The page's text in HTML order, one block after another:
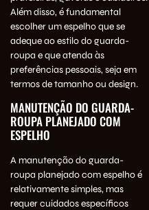
Além disso, é fundamental
escolher um espelho que se
adeque ao estilo do guarda-
roupa e que atenda às
preferências pessoais, seja em
termos de tamanho ou design.
MANUTENÇÃO DO GUARDA-
ROUPA PLANEJADO COM
ESPELHO
A manutenção do guarda-
roupa planejado com espelho é
relativamente simples, mas
requer cuidados específicos